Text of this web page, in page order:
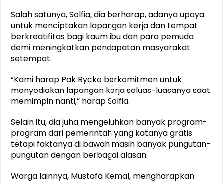
Salah satunya, Solfia, dia berharap, adanya upaya
untuk menciptakan lapangan kerja dan tempat
berkreatifitas bagi kaum ibu dan para pemuda
demi meningkatkan pendapatan masyarakat
setempat.
“Kami harap Pak Rycko berkomitmen untuk
menyediakan lapangan kerja seluas-luasanya saat
memimpin nanti,” harap Solfia.
Selain itu, dia juha mengeluhkan banyak program-
program dari pemerintah yang katanya gratis
tetapi faktanya di bawah masih banyak pungutan-
pungutan dengan berbagai alasan.
Warga lainnya, Mustafa Kemal, mengharapkan